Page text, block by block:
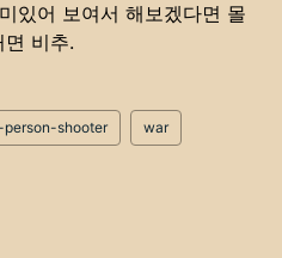
있어 보여서 해보겠다면 몰
비추.
shooter war